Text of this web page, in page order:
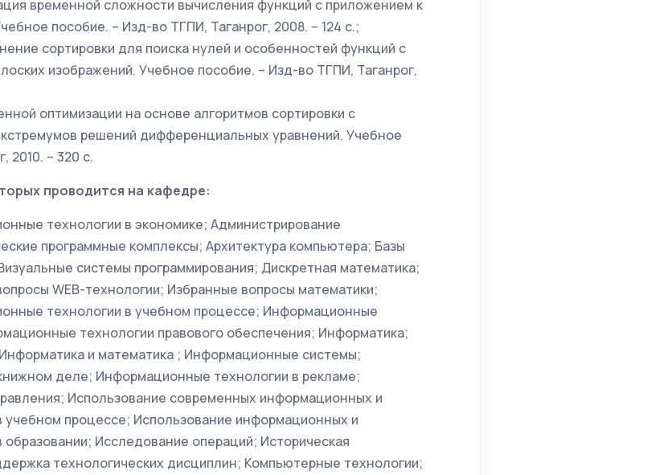
временной сложности вычисления функций с приложением к
пособие. – Изд-во ТГПИ, Таганрог, 2008. – 124 с.;
сортировки для поиска нулей и особенностей функций с
изображений. Учебное пособие. – Изд-во ТГПИ, Таганрог,
оптимизации на основе алгоритмов сортировки с
решений дифференциальных уравнений. Учебное
2010. – 320 с.
проводится на кафедре:
технологии в экономике; Администрирование
программные комплексы; Архитектура компьютера; Базы
системы программирования; Дискретная математика;
WEB-технологии; Избранные вопросы математики;
технологии в учебном процессе; Информационные
технологии правового обеспечения; Информатика;
и математика ; Информационные системы;
деле; Информационные технологии в рекламе;
Использование современных информационных и
учебном процессе; Использование информационных и
Исследование операций; Историческая
технологических дисциплин; Компьютерные технологии;